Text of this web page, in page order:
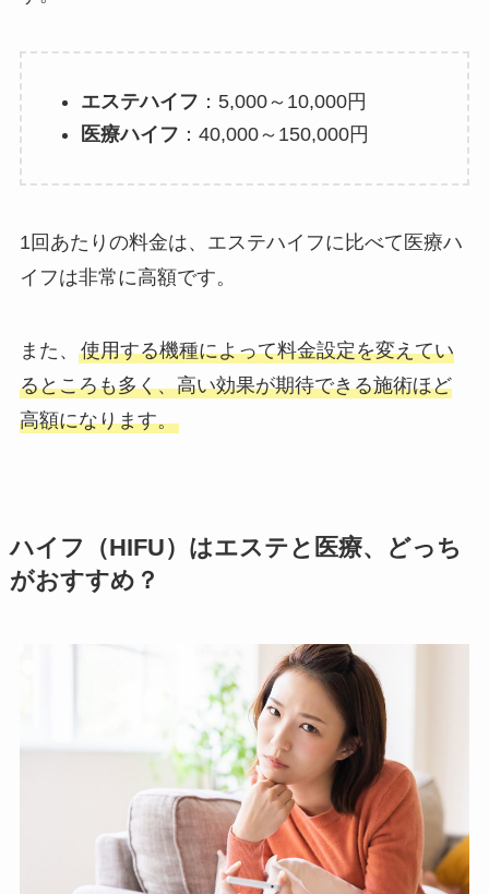
エステハイフ ：5,000～10,000円
医療ハイフ ：40,000～150,000円
1回あたりの料金は、エステハイフに比べて医療ハ
イフは非常に高額です。
また、 使用する機種によって料金設定を変えてい
るところも多く、高い効果が期待できる施術ほど
高額になります。
ハイフ（HIFU）はエステと医療、どっち
がおすすめ？